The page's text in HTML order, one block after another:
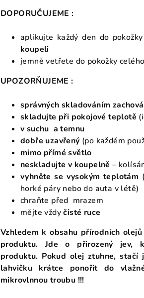
DOPORUČUJEME :
aplikujte každý den do
koupeli
jemně vetřete do pokožky
UPOZORŇUJEME :
správných skladováním
skladujte při pokojové teplotě
v suchu a temnu
dobře uzavřený (po každém
mimo přímé světlo
neskladujte v koupelně –
vyhněte se vysokým teplotám
horké páry nebo do auta v létě)
chraňte před mrazem
mějte vždy čisté ruce
Vzhledem k obsahu přírodních
produktu. Jde o přirozený jev,
produktu. Pokud olej ztuhne,
lahvičku krátce ponořit do
mikrovlnnou troubu !!!